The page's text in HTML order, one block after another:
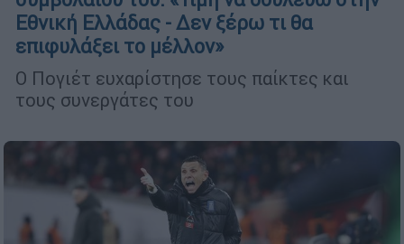
Εθνική Ελλάδας - Δεν ξέρω τι θα
επιφυλάξει το μέλλον»
Ο Πογιέτ ευχαρίστησε τους παίκτες και
τους συνεργάτες του